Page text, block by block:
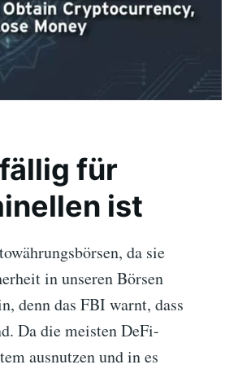
für
ist
da sie
in unseren Börsen
denn das FBI warnt, dass
Da die meisten DeFi-
ausnutzen und in es